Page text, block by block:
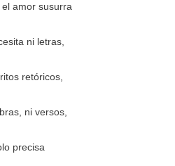
amor susurra
ni letras,
retóricos,
ni versos,
precisa